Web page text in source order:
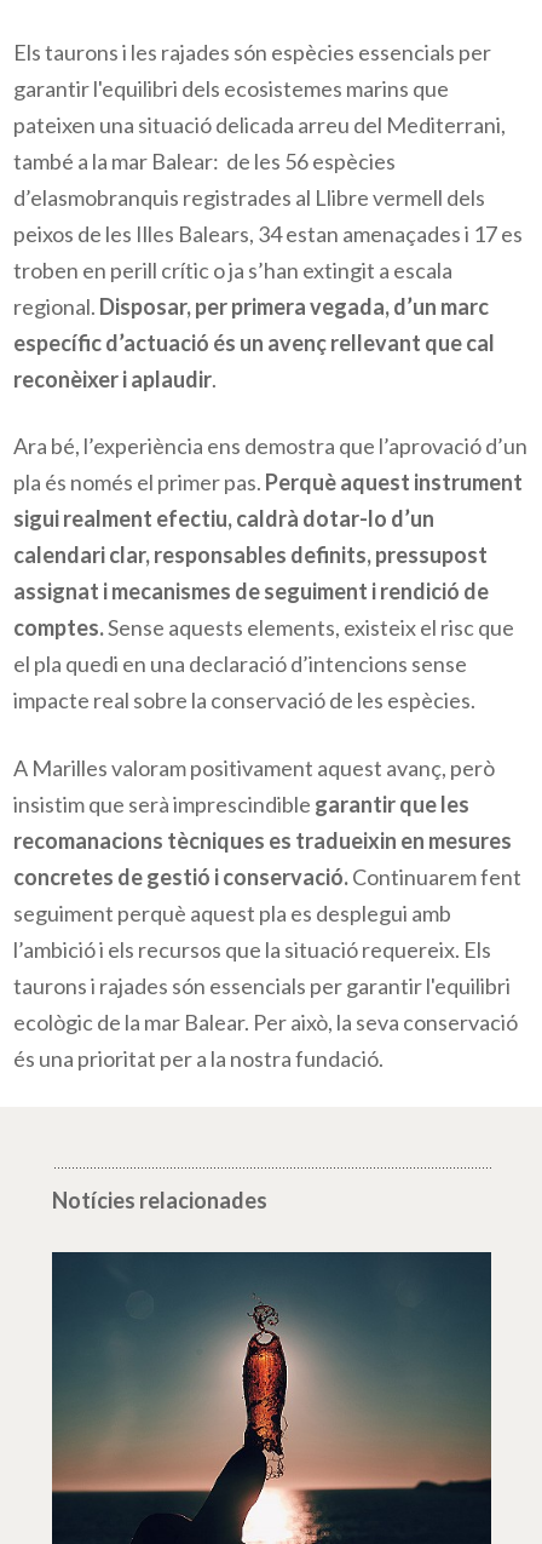
Els taurons i les rajades són espècies essencials per
garantir l'equilibri dels ecosistemes marins que
pateixen una situació delicada arreu del Mediterrani,
també a la mar Balear: de les 56 espècies
d’elasmobranquis registrades al Llibre vermell dels
peixos de les Illes Balears, 34 estan amenaçades i 17 es
troben en perill crític o ja s’han extingit a escala
regional. Disposar, per primera vegada, d’un marc
específic d’actuació és un avenç rellevant que cal
reconèixer i aplaudir.
Ara bé, l’experiència ens demostra que l’aprovació d’un
pla és només el primer pas. Perquè aquest instrument
sigui realment efectiu, caldrà dotar-lo d’un
calendari clar, responsables definits, pressupost
assignat i mecanismes de seguiment i rendició de
comptes.Sense aquests elements, existeix el risc que
el pla quedi en una declaració d’intencions sense
impacte real sobre la conservació de les espècies.
A Marilles valoram positivament aquest avanç, però
insistim que serà imprescindible garantir que les
recomanacions tècniques es tradueixin en mesures
concretes de gestió i conservació.Continuarem fent
seguiment perquè aquest pla es desplegui amb
l’ambició i els recursos que la situació requereix. Els
taurons i rajades són essencials per garantir l'equilibri
ecològic de la mar Balear. Per això, la seva conservació
és una prioritat per a la nostra fundació.
Notícies relacionades